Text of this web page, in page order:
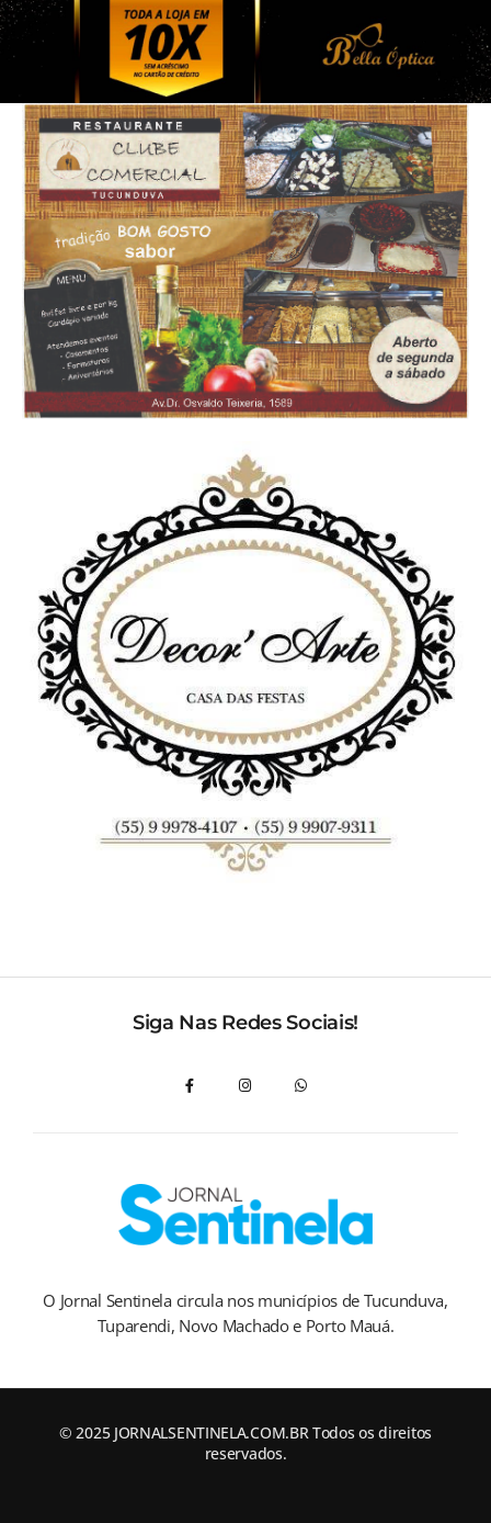
Siga Nas Redes Sociais!
O Jornal Sentinela circula nos municípios de Tucunduva,
Tuparendi, Novo Machado e Porto Mauá.
© 2025 JORNALSENTINELA.COM.BR Todos os direitos
reservados.